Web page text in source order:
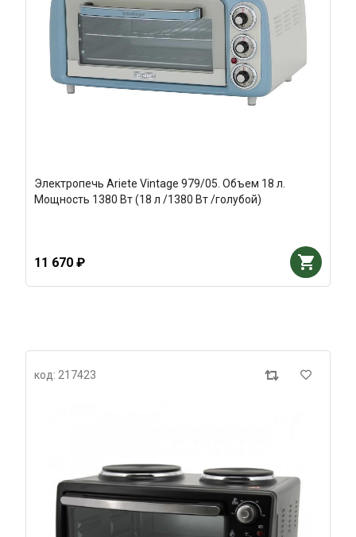
Электропечь Ariete Vintage 979/05. Объем 18 л.
Мощность 1380 Вт (18 л /1380 Вт /голубой)
11 670 ₽
код: 217423